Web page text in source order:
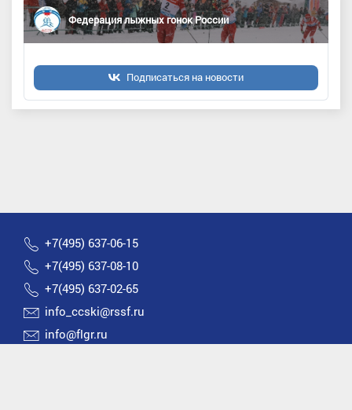
Федерация лыжных гонок России
Подписаться на новости
+7(495) 637-06-15
+7(495) 637-08-10
+7(495) 637-02-65
info_ccski@rssf.ru
info@flgr.ru